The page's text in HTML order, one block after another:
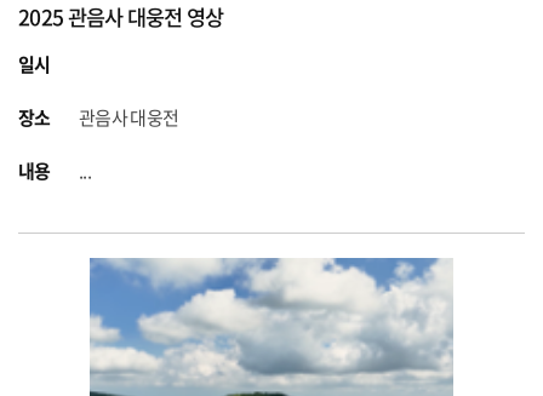
2025 관음사 대웅전 영상
일시
장소
관음사 대웅전
내용
...